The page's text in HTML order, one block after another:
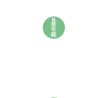
見
学
可
能